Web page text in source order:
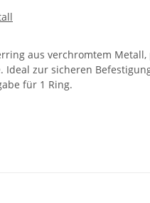
aus verchromtem Metall,
Ideal zur sicheren
für 1 Ring.